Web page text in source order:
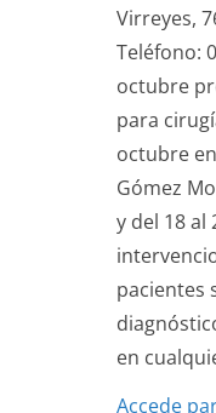
Virreyes,
Teléfono:
octubre
para
octubre
Gómez
y del 18
pacientes
en
Accede